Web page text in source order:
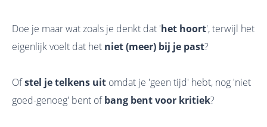
Doe je maar wat zoals je denkt dat 'het hoort', terwijl het
eigenlijk voelt dat het niet (meer) bij je past?
Ofstel je telkens uit omdat je 'geen tijd' hebt, nog 'niet
goed-genoeg' bent ofbang bent voor kritiek?